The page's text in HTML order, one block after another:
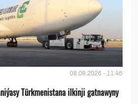
08.08.2026 - 11:46
Türkmenistana ilkinji gatnawyny